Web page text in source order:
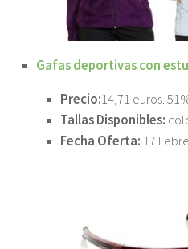
Gafas deportivas con
Precio:14,71 euros.
Tallas Disponibles:
Fecha Oferta: 17